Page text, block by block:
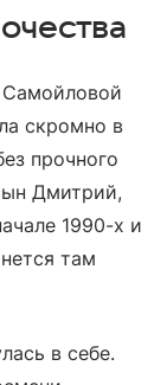
Самойловой
скромно в
прочного
Дмитрий,
1990-х и
там
в себе.